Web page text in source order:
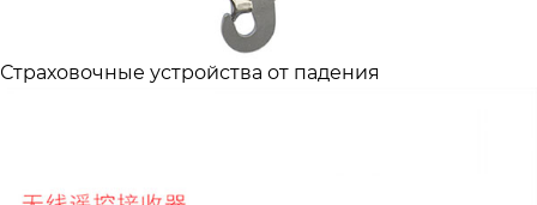
Страховочные устройства от падения